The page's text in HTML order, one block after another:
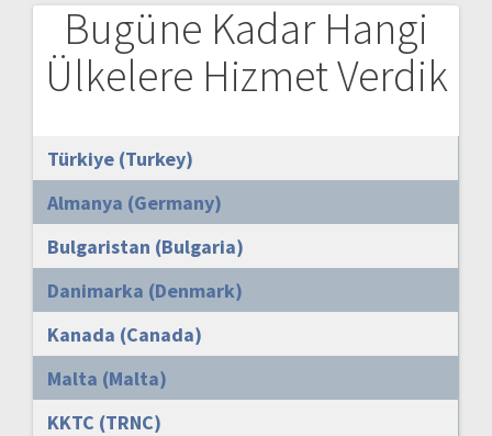
Bugüne Kadar Hangi
Ülkelere Hizmet Verdik
Türkiye (Turkey)
Almanya (Germany)
Bulgaristan (Bulgaria)
Danimarka (Denmark)
Kanada (Canada)
Malta (Malta)
KKTC (TRNC)